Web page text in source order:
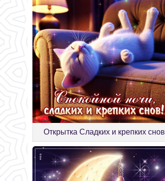
Открытка Сладких и крепких снов